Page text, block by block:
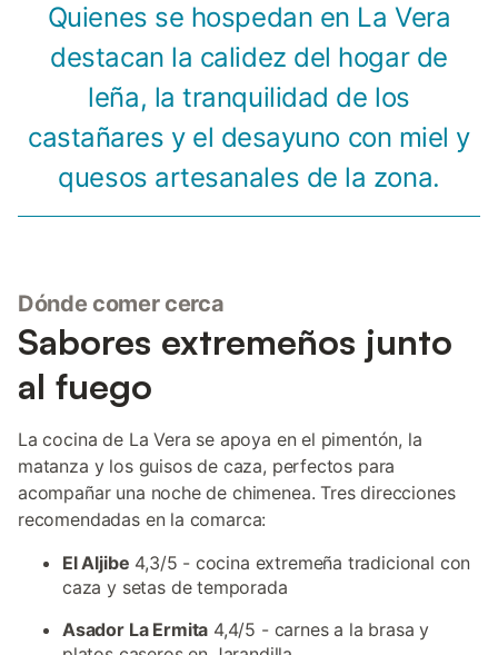
Quienes se hospedan en La Vera
destacan la calidez del hogar de
leña, la tranquilidad de los
castañares y el desayuno con miel y
quesos artesanales de la zona.
Dónde comer cerca
Sabores extremeños junto
al fuego
La cocina de La Vera se apoya en el pimentón, la
matanza y los guisos de caza, perfectos para
acompañar una noche de chimenea. Tres direcciones
recomendadas en la comarca:
El Aljibe 4,3/5 - cocina extremeña tradicional con
caza y setas de temporada
Asador La Ermita 4,4/5 - carnes a la brasa y